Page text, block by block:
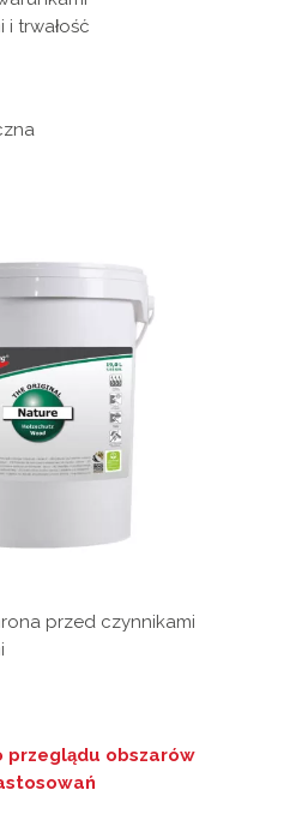
i trwałość
przed czynnikami
przeglądu obszarów